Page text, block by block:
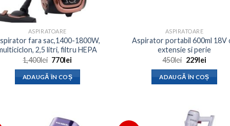
ASPIRATOARE
fara sac,1400-1800W,
2,5 litri, filtru HEPA
1,400lei Prețul
a
fost:
770lei
este:
770lei.
ADAUGĂ ÎN COȘ
ASPIRATOARE
Aspirator portabil 600ml 18V
extensie si perie
450lei Prețul
a
fost:
229leiPrețul
este:
229lei.
ADAUGĂ ÎN COȘ